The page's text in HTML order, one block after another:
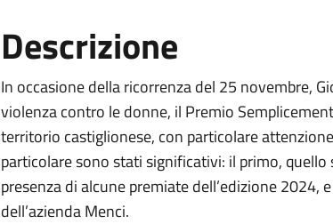
Descrizione
In occasione della ricorrenza del 25 novembre,
violenza contro le donne, il Premio
territorio castiglionese, con particolare
particolare sono stati significativi: il primo,
presenza di alcune premiate dell’edizione
dell’azienda Menci.